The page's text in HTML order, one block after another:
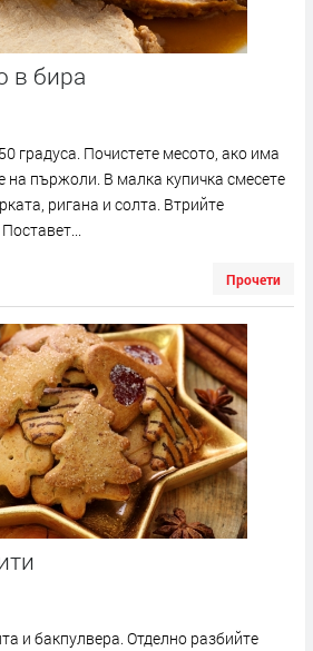
в бира
градуса. Почистете месото, ако има
на пържоли. В малка купичка смесете
ригана и солта. Втрийте
Прочети
и бакпулвера. Отделно разбийте